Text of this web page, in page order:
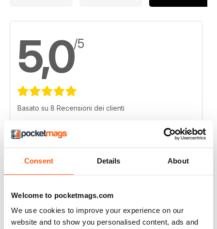
Consent Details About
Welcome to pocketmags.com
We use cookies to improve your experience on our
website and to show you personalised content, ads and
5,0/5
Basato su 8 Recensioni dei clienti
4 0
2
VISUALIZZA LE RECENSIONI